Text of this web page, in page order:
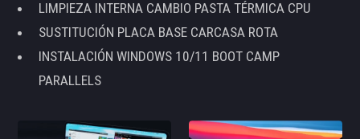
LIMPIEZA INTERNA CAMBIO PASTA TÉRMICA CPU
SUSTITUCIÓN PLACA BASE CARCASA ROTA
INSTALACIÓN WINDOWS 10/11 BOOT CAMP
PARALLELS